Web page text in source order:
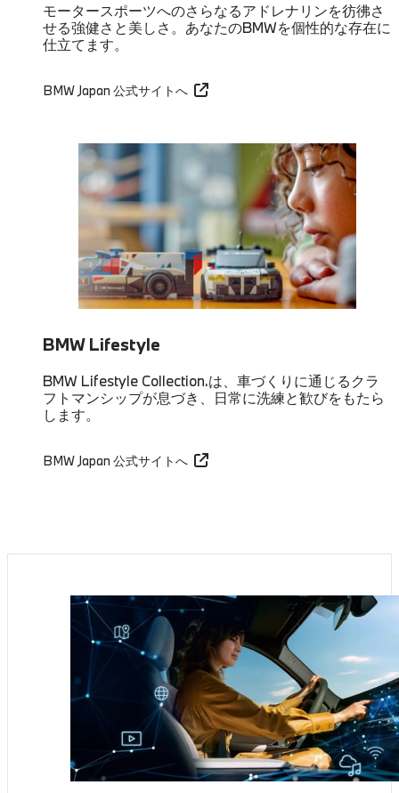
モータースポーツへのさらなるアドレナリンを彷彿さ
せる強健さと美しさ。あなたのBMWを個性的な存在に
仕立てます。
BMW Japan 公式サイトへ
BMW Lifestyle
BMW Lifestyle Collection.は、車づくりに通じるクラ
フトマンシップが息づき、日常に洗練と歓びをもたら
します。
BMW Japan 公式サイトへ